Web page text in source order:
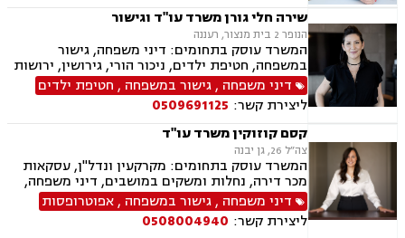
שירה חלי גורן משרד עו"ד וגישור
הנופר 2 בית מנצור, רעננה
המשרד עוסק בתחומים: דיני משפחה, גישור
במשפחה, חטיפת ילדים, ניכור הורי, גירושין, ירושות
וצוואות, ייפוי כוח מתמשך, אפוטרופסות, משמורת,
מזונות, אבהות, מעמד אישי, חלוקת רכוש, תיאום
הורי, ידועים בציבור, הסכמי ממון, זמני שהות, הורות
חד מינית, נישואים אזרחיים, חלוקת רכוש
דיני משפחה ,גישור במשפחה , חטיפת ילדים
ליצירת קשר: 0509691125
קסם קוזוקין משרד עו"ד
צה״ל 26, גן יבנה
המשרד עוסק בתחומים: מקרקעין ונדל"ן, עסקאות
מכר דירה, נחלות ומשקים במושבים, דיני משפחה,
גישור במשפחה, אפוטרופסות, הסכמי ממון, אבהות,
מזונות, משמורת, גירושין, הורות חד מינית, חלוקת
רכוש, חטיפת ילדים, ניכור הורי
דיני משפחה ,גישור במשפחה ,אפוטרופסות
ליצירת קשר: 0508004940